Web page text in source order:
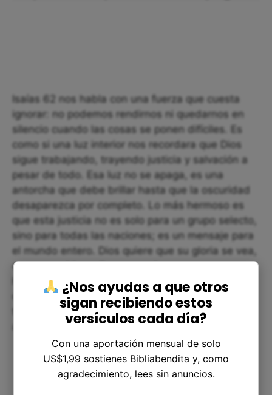
Isaías 62 nos habla con una fuerza que cuesta
ignorar: no podemos rendirnos ni quedarnos en
silencio cuando las cosas se ponen difíciles. Es
como si una luz interior nos recordara que Dios
sigue trabajando, trayendo justicia y salvación a
pesar de todo. Esa luz no se apaga, es una
antorcha que debe brillar hasta que la oscuridad
desaparezca por completo. Lo más hermoso es
que esta justicia no es solo para un grupo selecto,
sino para todas las naciones; es un mensaje para
el mundo entero. Dios quiere que su gloria se vea,
que su pueblo reciba un nombre nuevo, uno que
hable de valor, dignidad y restauración. Esto nos
da una esperanza profunda: Dios no nos olvida,
tiene un plan para regalarnos honra que va más
allá del sufrimiento que vivimos hoy.
¿Nos ayudas a que otros
sigan recibiendo estos
versículos cada día?
Con una aportación mensual de solo
US$1,99 sostienes Bibliabendita y, como
agradecimiento, lees sin anuncios.